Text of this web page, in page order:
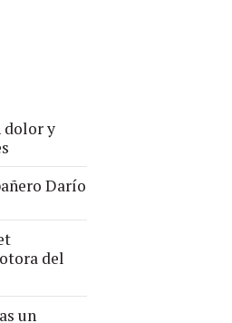
dolor y
Darío
del
un